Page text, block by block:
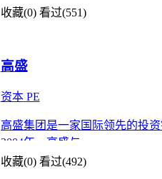
收藏(0) 看过(551)
高盛
资本 PE
高盛集团是一家国际领先的投
2004年，高盛与
收藏(0) 看过(492)